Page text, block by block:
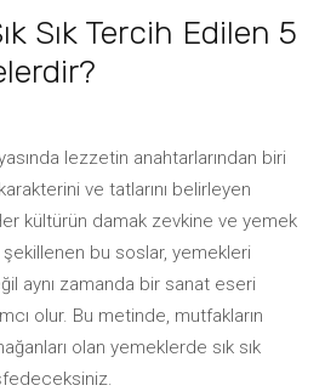
Sık Tercih Edilen 5
lezzetin anahtarlarından biri
ve tatlarını belirleyen
kültürün damak zevkine ve yemek
bu soslar, yemekleri
aynı zamanda bir sanat eseri
olur. Bu metinde, mutfakların
olan yemeklerde sık sık